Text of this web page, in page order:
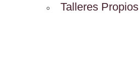
Talleres Propios